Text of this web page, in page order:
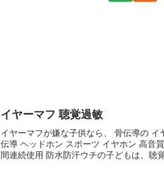
イヤーマフ 聴覚過敏
イヤーマフが嫌な子供なら、 骨伝導の
伝導 ヘッドホン スポーツ イヤホン 高音
間連続使用 防水防汗ウチの子どもは、聴